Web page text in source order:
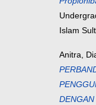
Islam
Anitra,